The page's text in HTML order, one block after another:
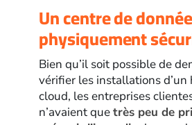
Un centre de
physiquement
Bien qu’il soit possible de
vérifier les installations d’un
cloud, les entreprises
n’avaient quetrès peu de